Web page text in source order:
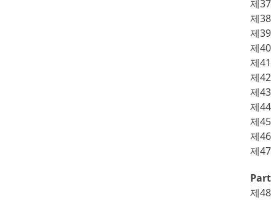
제
제
제
제
제
제
제
제
제
제
제
제